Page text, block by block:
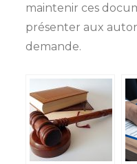
maintenir ces
présenter aux
demande.